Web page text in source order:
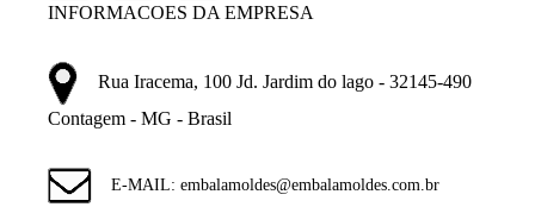
INFORMACOES DA EMPRESA
Rua Iracema, 100 Jd. Jardim do lago - 32145-490
Contagem - MG - Brasil
E-MAIL: embalamoldes@embalamoldes.com.br